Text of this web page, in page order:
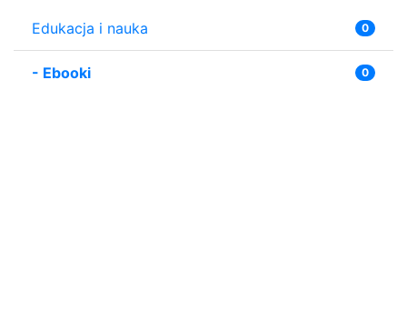
Edukacja i nauka 0
- Ebooki 0